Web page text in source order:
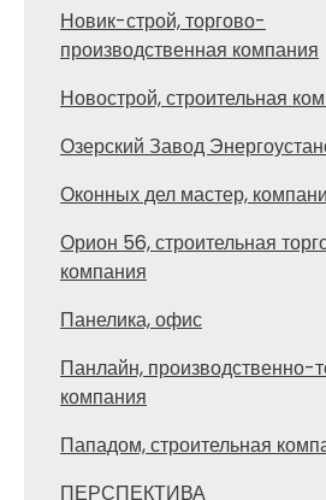
Новик-строй, торгово-
производственная компания
Новострой, строительная
Озерский Завод
Оконных дел мастер,
Орион 56, строительная
компания
Панелика, офис
Панлайн, производственно-
компания
Пападом, строительная
ПЕРСПЕКТИВА